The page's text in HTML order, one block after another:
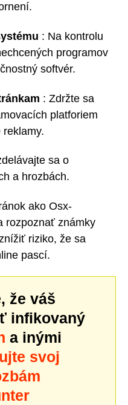
: Na kontrolu
programov
softvér.
: Zdržte sa
platforiem
sa o
a hrozbách.
ako Osx-
rozpoznať známky
riziko, že sa
pascí.
že váš
infikovaný
a inými
svoj